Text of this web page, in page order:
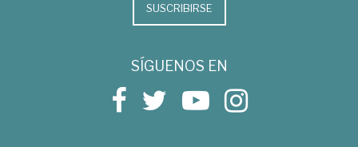
SUSCRIBIRSE
SÍGUENOS EN